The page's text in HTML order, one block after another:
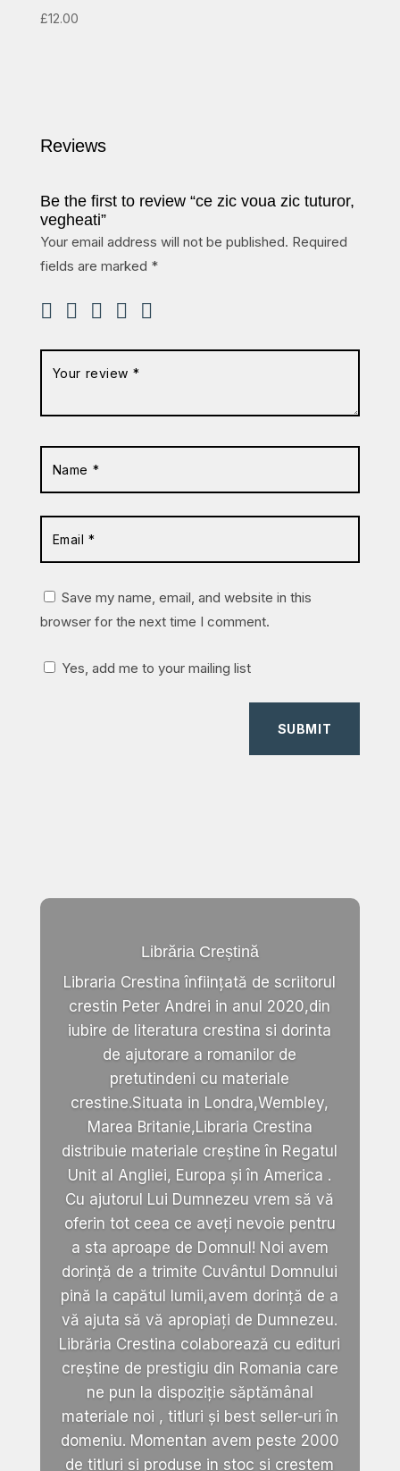
£12.00
Reviews
Be the first to review “ce zic voua zic tuturor,
vegheati”
Your email address will not be published. Required
fields are marked *
Save my name, email, and website in this
browser for the next time I comment.
Yes, add me to your mailing list
SUBMIT
Librăria Creștină
Libraria Crestina înființată de scriitorul
crestin Peter Andrei in anul 2020,din
iubire de literatura crestina si dorinta
de ajutorare a romanilor de
pretutindeni cu materiale
crestine.Situata in Londra,Wembley,
Marea Britanie,Libraria Crestina
distribuie materiale creștine în Regatul
Unit al Angliei, Europa și în America .
Cu ajutorul Lui Dumnezeu vrem să vă
oferin tot ceea ce aveți nevoie pentru
a sta aproape de Domnul! Noi avem
dorință de a trimite Cuvântul Domnului
pină la capătul lumii,avem dorință de a
vă ajuta să vă apropiați de Dumnezeu.
Librăria Crestina colaborează cu edituri
creștine de prestigiu din Romania care
ne pun la dispoziție săptămânal
materiale noi , titluri și best seller-uri în
domeniu. Momentan avem peste 2000
de titluri si produse in stoc si crestem